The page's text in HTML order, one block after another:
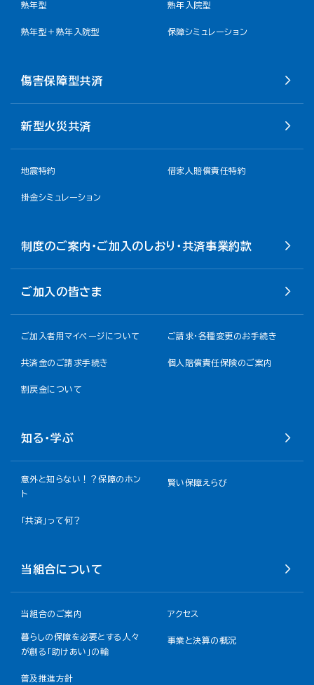
熟年型 熟年入院型
熟年型＋熟年入院型 保障シミュレーション
傷害保障型共済
新型火災共済
地震特約 借家人賠償責任特約
掛金シミュレーション
制度のご案内・ご加入のしおり・共済事業約款
ご加入の皆さま
ご加入者用マイページについて ご請求・各種変更のお手続き
共済金のご請求手続き 個人賠償責任保険のご案内
割戻金について​
知る・学ぶ
意外と知らない！？保障のホン
ト
賢い保障えらび
「共済」って何？
当組合について
当組合のご案内 アクセス
暮らしの保障を必要とする人々
が創る「助けあい」の輪
事業と決算の概況
普及推進方針